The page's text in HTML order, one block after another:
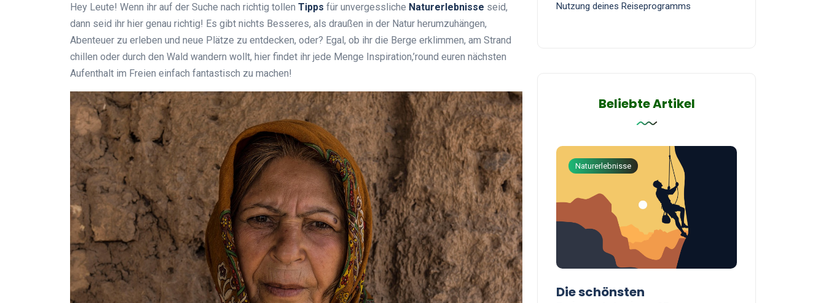
Hey Leute! Wenn ihr auf der Suche nach richtig tollen Tipps für unvergessliche Naturerlebnisse seid,
dann seid ihr hier genau richtig! Es gibt nichts Besseres, als draußen in der Natur herumzuhängen,
Abenteuer zu erleben und neue Plätze zu entdecken, oder? Egal, ob ihr die Berge erklimmen, am Strand
chillen oder durch den Wald wandern wollt, hier findet ihr jede Menge Inspiration,’round euren nächsten
Aufenthalt im Freien einfach fantastisch zu machen!
Nutzung deines Reiseprogramms
Beliebte Artikel
Top Artikel
Tipps und Tricks zur
Naturerlebnisse
Die schönsten